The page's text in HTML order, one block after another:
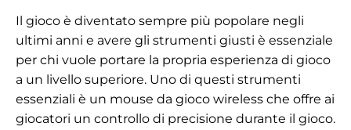
Il gioco è diventato sempre più popolare negli
ultimi anni e avere gli strumenti giusti è essenziale
per chi vuole portare la propria esperienza di gioco
a un livello superiore. Uno di questi strumenti
essenziali è un mouse da gioco wireless che offre ai
giocatori un controllo di precisione durante il gioco.